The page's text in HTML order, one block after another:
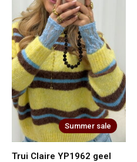
Summer sale
Trui Claire YP1962 geel